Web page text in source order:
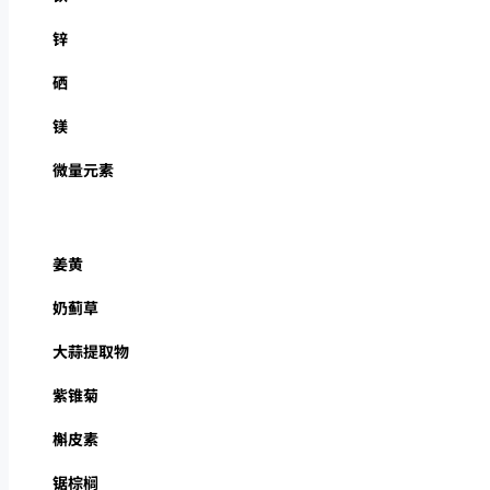
锌
硒
镁
微量元素
姜黄
奶蓟草
大蒜提取物
紫锥菊
槲皮素
锯棕榈